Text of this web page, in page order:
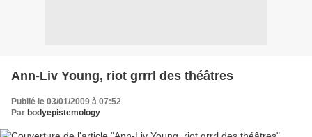
Ann-Liv Young, riot grrrl des théâtres
Publié le 03/01/2009 à 07:52
Par bodyepistemology